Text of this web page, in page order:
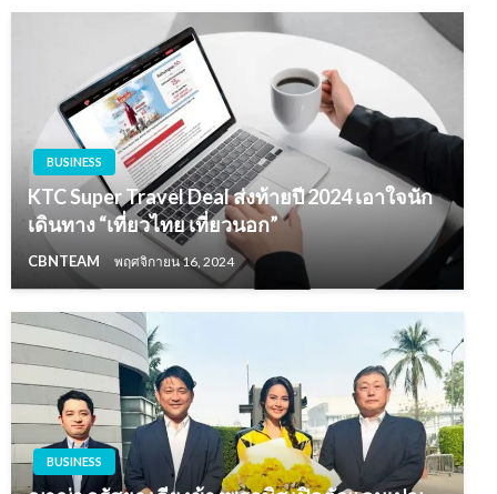
BUSINESS
KTC Super Travel Deal ส่งท้ายปี 2024 เอาใจนัก
เดินทาง “เที่ยวไทย เที่ยวนอก”
CBNTEAM พฤศจิกายน 16, 2024
BUSINESS